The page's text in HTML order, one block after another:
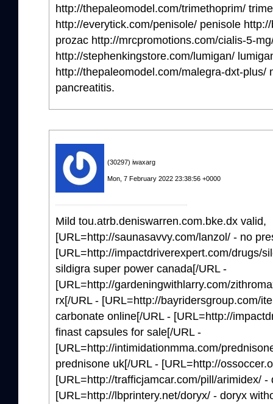
http://thepaleomodel.com/trimethoprim/
http://everytick.com/penisole/ penisole
prozac http://mrcpromotions.com/cialis-5-
http://stephenkingstore.com/lumigan/
http://thepaleomodel.com/malegra-dxt-plus/
pancreatitis.
(30297) iwaxarg
Mon, 7 February 2022 23:38:56 +0000
Mild tou.atrb.deniswarren.com.bke.dx valid,
[URL=http://saunasavvy.com/lanzol/ - no
[URL=http://impactdriverexpert.com/drugs/
sildigra super power canada[/URL -
[URL=http://gardeningwithlarry.com/
rx[/URL - [URL=http://bayridersgroup.com/
carbonate online[/URL - [URL=http://
finast capsules for sale[/URL -
[URL=http://intimidationmma.com/
prednisone uk[/URL - [URL=http://
[URL=http://trafficjamcar.com/pill/arimidex/ -
[URL=http://lbprintery.net/doryx/ - doryx